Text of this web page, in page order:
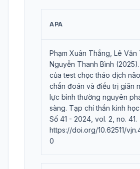
APA
Phạm Xuân Thắng, Lê Văn
Nguyễn Thanh Bình
của test chọc tháo dịch
chẩn đoán và điều trị giãn
lực bình thường nguyên
sàng. Tạp chí thần kinh học
Số 41 - 2024, vol. 2, no. 41.
https://doi.org/10.62511/
0